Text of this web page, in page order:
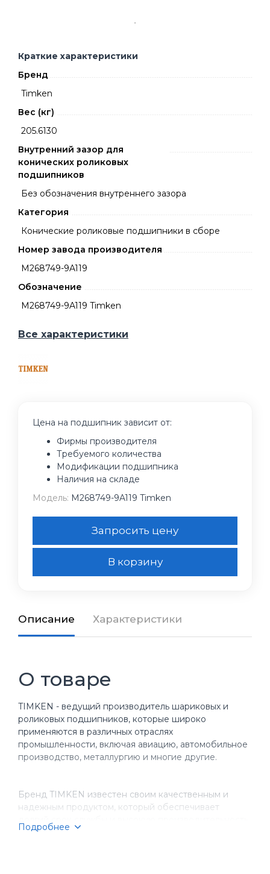
Краткие характеристики
Бренд
Timken
Вес (кг)
205.6130
Внутренний зазор для
конических роликовых
подшипников
Без обозначения внутреннего зазора
Категория
Конические роликовые подшипники в сборе
Номер завода производителя
M268749-9A119
Обозначение
M268749-9A119 Timken
Все характеристики
Цена на подшипник зависит от:
Фирмы производителя
Требуемого количества
Модификации подшипника
Наличия на складе
Модель: M268749-9A119 Timken
Запросить цену
В корзину
Описание Характеристики
О товаре
TIMKEN - ведущий производитель шариковых и
роликовых подшипников, которые широко
применяются в различных отраслях
промышленности, включая авиацию, автомобильное
производство, металлургию и многие другие.
Бренд TIMKEN известен своим качественным и
надежным продуктом, который обеспечивает
оборудования. Компания имеет более чем
Подробнее